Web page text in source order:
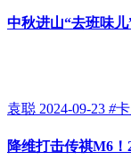
中秋进山“去班味
袁聪 2024-09-23 #
降维打击传祺M6